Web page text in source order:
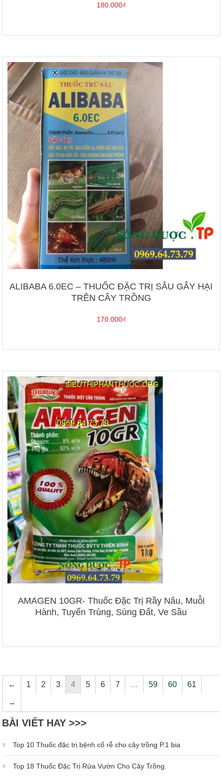
180.000₫
ALIBABA 6.0EC – THUỐC ĐẶC TRỊ SÂU GÂY HẠI
TRÊN CÂY TRỒNG
170.000₫
AMAGEN 10GR- Thuốc Đặc Trị Rầy Nâu, Muỗi
Hành, Tuyến Trùng, Sùng Đất, Ve Sầu
← 1 2 3 4 5 6 7 … 59 60 61
→
BÀI VIẾT HAY >>>
Top 10 Thuốc đặc trị bệnh cổ rễ cho cây trồng P.1 bia
Top 18 Thuốc Đặc Trị Rửa Vườn Cho Cây Trồng.